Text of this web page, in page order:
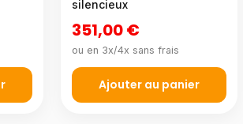
silencieux
351,00 €
ou en 3x/4x sans frais
Ajouter au panier